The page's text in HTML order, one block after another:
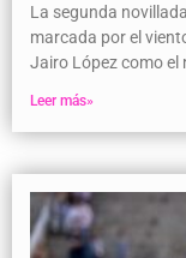
La segunda
marcada por el
Jairo López como el
Leer más»